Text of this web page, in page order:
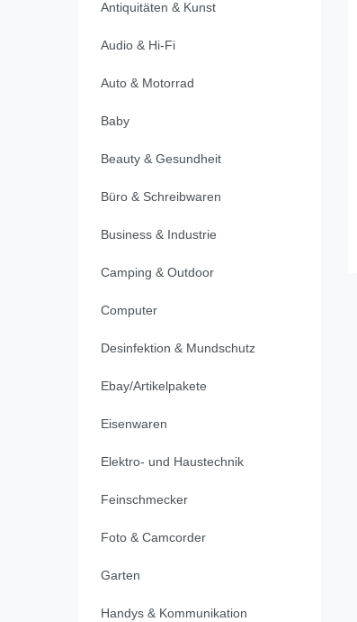
Antiquitäten & Kunst
Audio & Hi-Fi
Auto & Motorrad
Baby
Beauty & Gesundheit
Büro & Schreibwaren
Business & Industrie
Camping & Outdoor
Computer
Desinfektion & Mundschutz
Ebay/Artikelpakete
Eisenwaren
Elektro- und Haustechnik
Feinschmecker
Foto & Camcorder
Garten
Handys & Kommunikation